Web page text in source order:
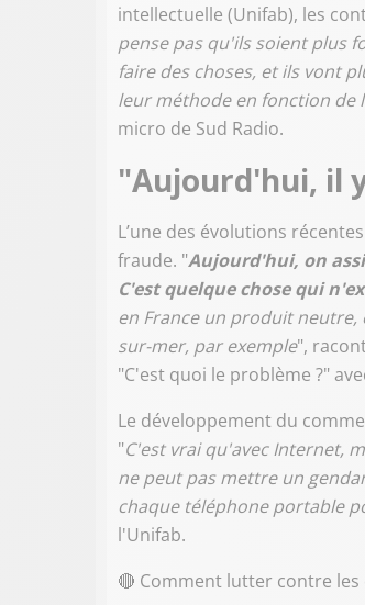
intellectuelle (Unifab), les
pense pas qu'ils soient plus
faire des choses, et ils vont
leur méthode en fonction de
micro de Sud Radio.
"Aujourd'hui, il
L’une des évolutions
fraude. "Aujourd'hui, on
C'est quelque chose qui
en France un produit neutre,
sur-mer, par exemple",
"C'est quoi le problème ?"
Le développement du
"C'est vrai qu'avec Internet,
ne peut pas mettre un
chaque téléphone portable
l'Unifab.
🔴 Comment lutter contre